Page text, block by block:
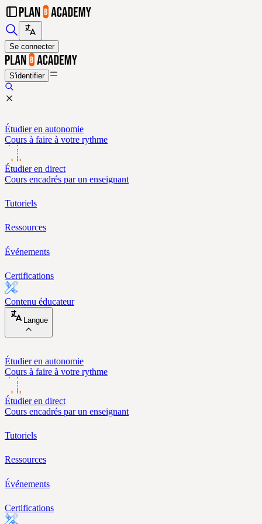
Se connecter
S'identifier
Étudier en autonomie
Cours à faire à votre rythme
Étudier en direct
Cours encadrés par un enseignant
Tutoriels
Ressources
Événements
Certifications
Contenu éducateur
Langue
Étudier en autonomie
Cours à faire à votre rythme
Étudier en direct
Cours encadrés par un enseignant
Tutoriels
Ressources
Événements
Certifications